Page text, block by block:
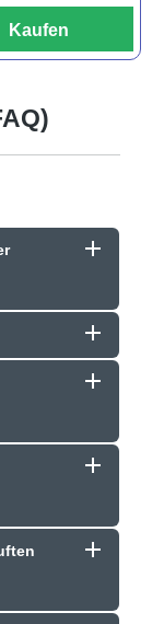
Kaufen